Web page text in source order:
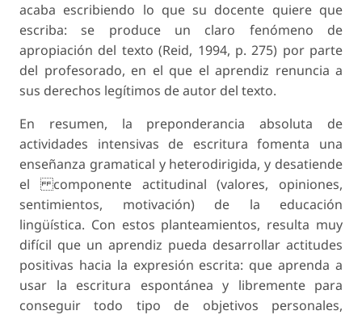
acaba escribiendo lo que su docente quiere que
escriba: se produce un claro fenómeno de
apropiación del texto (Reid, 1994, p. 275) por parte
del profesorado, en el que el aprendiz renuncia a
sus derechos legítimos de autor del texto.
En resumen, la preponderancia absoluta de
actividades intensivas de escritura fomenta una
enseñanza gramatical y heterodirigida, y desatiende
el componente actitudinal (valores, opiniones,
sentimientos, motivación) de la educación
lingüística. Con estos planteamientos, resulta muy
difícil que un aprendiz pueda desarrollar actitudes
positivas hacia la expresión escrita: que aprenda a
usar la escritura espontánea y libremente para
conseguir todo tipo de objetivos personales,